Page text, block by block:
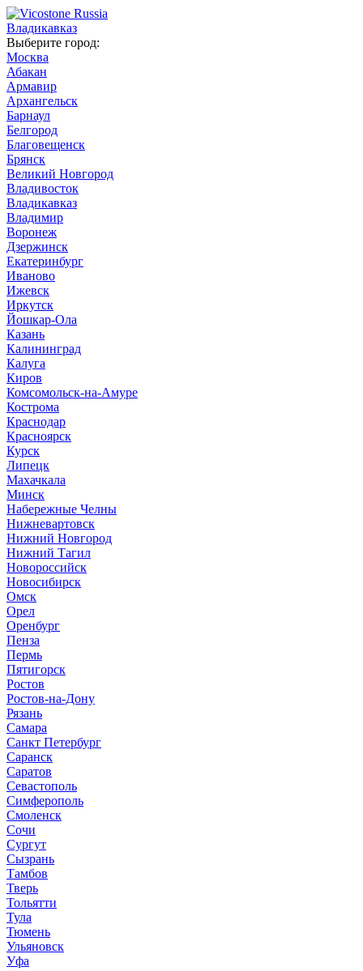
Владикавказ
Выберите город:
Москва
Абакан
Армавир
Архангельск
Барнаул
Белгород
Благовещенск
Брянск
Великий Новгород
Владивосток
Владикавказ
Владимир
Воронеж
Дзержинск
Екатеринбург
Иваново
Ижевск
Иркутск
Йошкар-Ола
Казань
Калининград
Калуга
Киров
Комсомольск-на-Амуре
Кострома
Краснодар
Красноярск
Курск
Липецк
Махачкала
Минск
Набережные Челны
Нижневартовск
Нижний Новгород
Нижний Тагил
Новороссийск
Новосибирск
Омск
Орел
Оренбург
Пенза
Пермь
Пятигорск
Ростов
Ростов-на-Дону
Рязань
Самара
Санкт Петербург
Саранск
Саратов
Севастополь
Симферополь
Смоленск
Сочи
Сургут
Сызрань
Тамбов
Тверь
Тольятти
Тула
Тюмень
Ульяновск
Уфа